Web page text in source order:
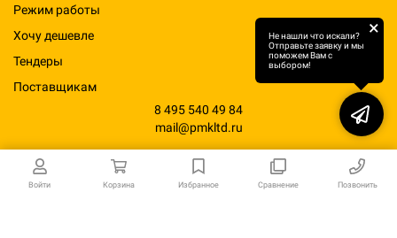
Войти Корзина Избранное Сравнение Позвонить
Режим работы
Хочу дешевле
Тендеры
Поставщикам
8 495 540 49 84
mail@pmkltd.ru
Не нашли что искали?
Отправьте заявку и мы
поможем Вам с
выбором!
×